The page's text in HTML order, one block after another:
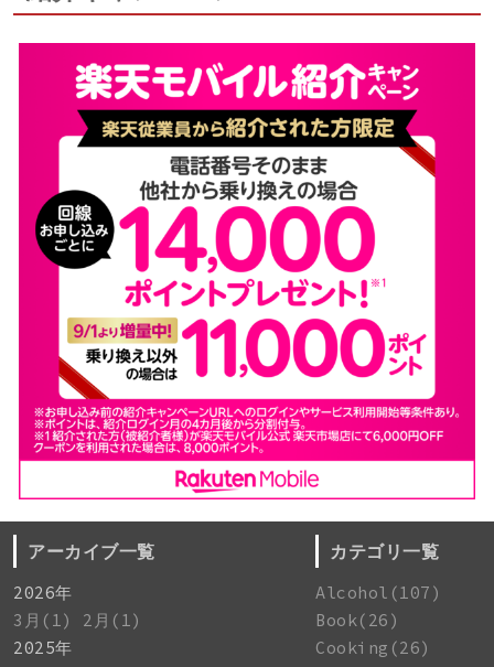
アーカイブ一覧
2026年
3月(1)
2月(1)
2025年
カテゴリ一覧
Alcohol(107)
Book(26)
Cooking(26)